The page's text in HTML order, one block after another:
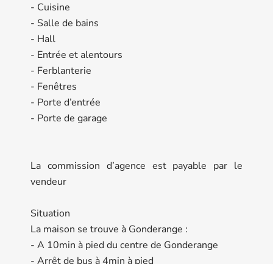
- Cuisine
- Salle de bains
- Hall
- Entrée et alentours
- Ferblanterie
- Fenêtres
- Porte d’entrée
- Porte de garage
La commission d’agence est payable par le
vendeur
Situation
La maison se trouve à Gonderange :
- A 10min à pied du centre de Gonderange
- Arrêt de bus à 4min à pied